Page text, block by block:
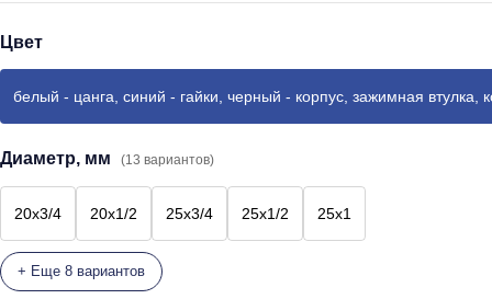
Цвет
белый - цанга, синий - гайки, черный - корпус, зажимная втулка,
Диаметр, мм (13 вариантов)
20x3/4 20x1/2 25x3/4 25x1/2 25x1
+ Еще 8 вариантов